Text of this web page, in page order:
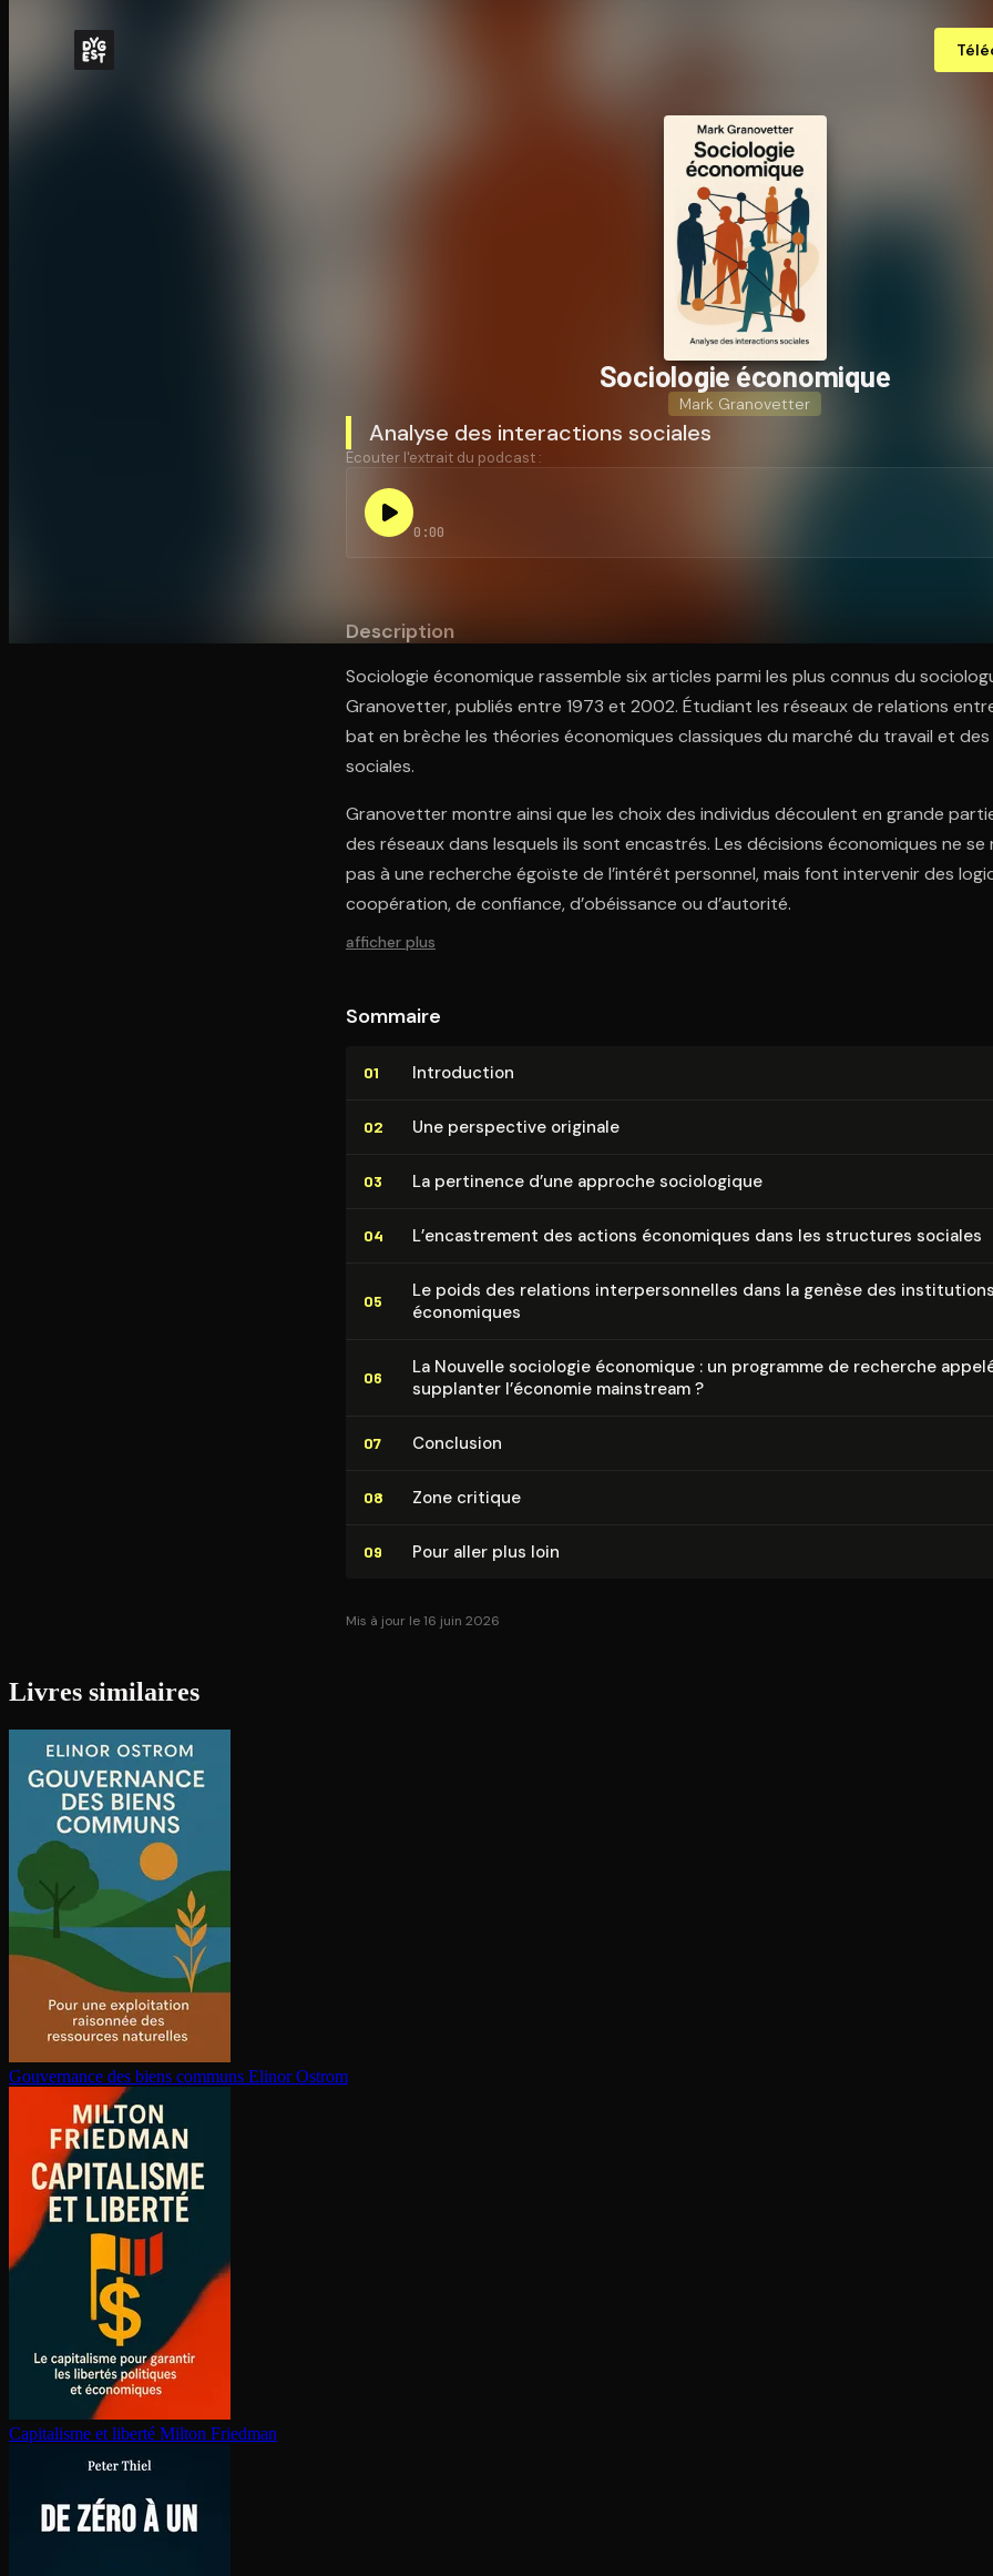
Sociologie économique
Mark Granovetter
Analyse des interactions sociales
Écouter l'extrait du podcast :
0:00
Description
Sociologie économique rassemble six articles parmi les plus connus du
Granovetter, publiés entre 1973 et 2002. Étudiant les réseaux de relations
bat en brèche les théories économiques classiques du marché du travail et
sociales.
Granovetter montre ainsi que les choix des individus découlent en grande
des réseaux dans lesquels ils sont encastrés. Les décisions économiques ne
pas à une recherche égoïste de l’intérêt personnel, mais font intervenir des
coopération, de confiance, d’obéissance ou d’autorité.
afficher plus
Sommaire
01 In­tro­duc­tion
02 Une perspective originale
03 La pertinence d’une approche so­cio­lo­gique
04 L’en­cas­tre­ment des actions économiques dans les structures sociales
05
Le poids des relations in­ter­per­son­nelles dans la genèse des
économiques
06
La Nouvelle sociologie économique : un programme de recherche
supplanter l’économie mainstream ?
07 Conclusion
08 Zone critique
09 Pour aller plus loin
Mis à jour le 16 juin 2026
Livres similaires
Gouvernance des biens communs Elinor Ostrom
Capitalisme et liberté Milton Friedman